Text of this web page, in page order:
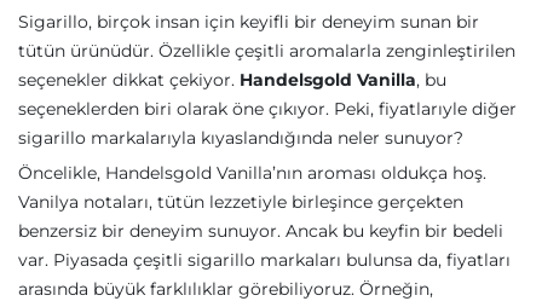
Sigarillo, birçok insan için keyifli bir deneyim sunan bir
tütün ürünüdür. Özellikle çeşitli aromalarla zenginleştirilen
seçenekler dikkat çekiyor. Handelsgold Vanilla, bu
seçeneklerden biri olarak öne çıkıyor. Peki, fiyatlarıyle diğer
sigarillo markalarıyla kıyaslandığında neler sunuyor?
Öncelikle, Handelsgold Vanilla’nın aroması oldukça hoş.
Vanilya notaları, tütün lezzetiyle birleşince gerçekten
benzersiz bir deneyim sunuyor. Ancak bu keyfin bir bedeli
var. Piyasada çeşitli sigarillo markaları bulunsa da, fiyatları
arasında büyük farklılıklar görebiliyoruz. Örneğin,